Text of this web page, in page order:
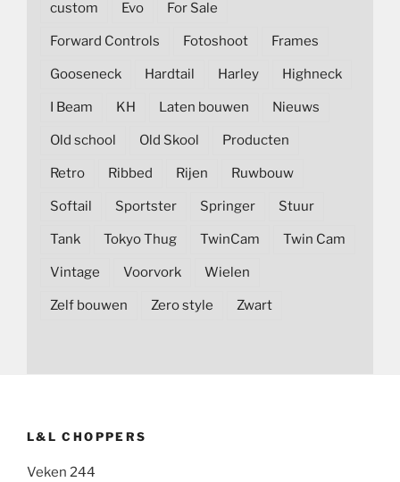
custom Evo For Sale
Forward Controls Fotoshoot Frames
Gooseneck Hardtail Harley Highneck
I Beam KH Laten bouwen Nieuws
Old school Old Skool Producten
Retro Ribbed Rijen Ruwbouw
Softail Sportster Springer Stuur
Tank Tokyo Thug TwinCam Twin Cam
Vintage Voorvork Wielen
Zelf bouwen Zero style Zwart
L&L CHOPPERS
Veken 244